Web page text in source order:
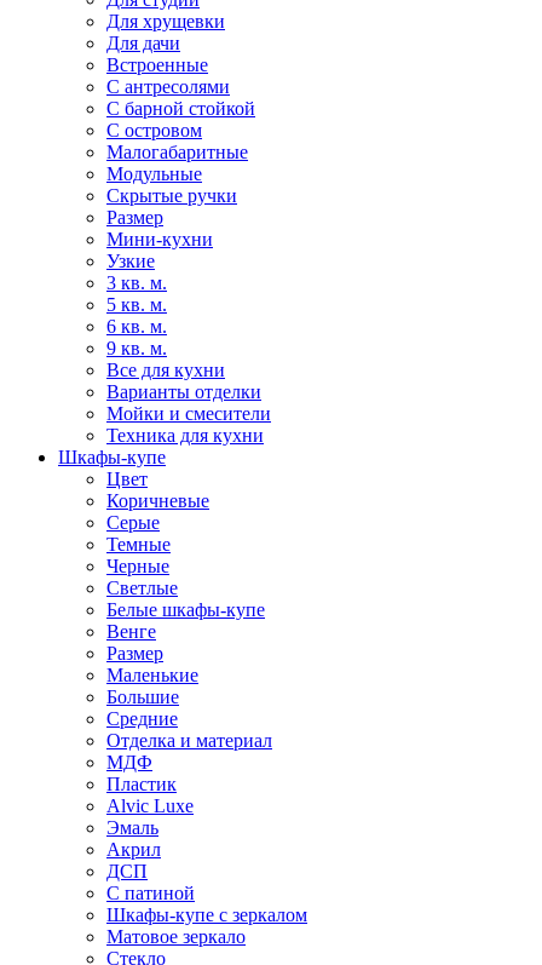
Для хрущевки
Для дачи
Встроенные
С антресолями
С барной стойкой
С островом
Малогабаритные
Модульные
Скрытые ручки
Размер
Мини-кухни
Узкие
3 кв. м.
5 кв. м.
6 кв. м.
9 кв. м.
Все для кухни
Варианты отделки
Мойки и смесители
Техника для кухни
Шкафы-купе
Цвет
Коричневые
Серые
Темные
Черные
Светлые
Белые шкафы-купе
Венге
Размер
Маленькие
Большие
Средние
Отделка и материал
МДФ
Пластик
Alvic Luxe
Эмаль
Акрил
ДСП
С патиной
Шкафы-купе с зеркалом
Матовое зеркало
Стекло